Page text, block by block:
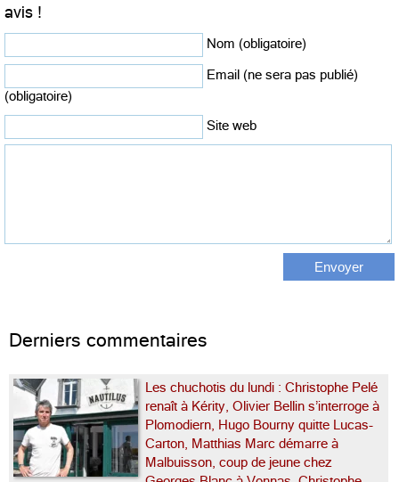
avis !
Nom (obligatoire)
Email (ne sera pas publié)
(obligatoire)
Site web
Derniers commentaires
Les chuchotis du lundi : Christophe Pelé
renaît à Kérity, Olivier Bellin s’interroge à
Plomodiern, Hugo Bourny quitte Lucas-
Carton, Matthias Marc démarre à
Malbuisson, coup de jeune chez